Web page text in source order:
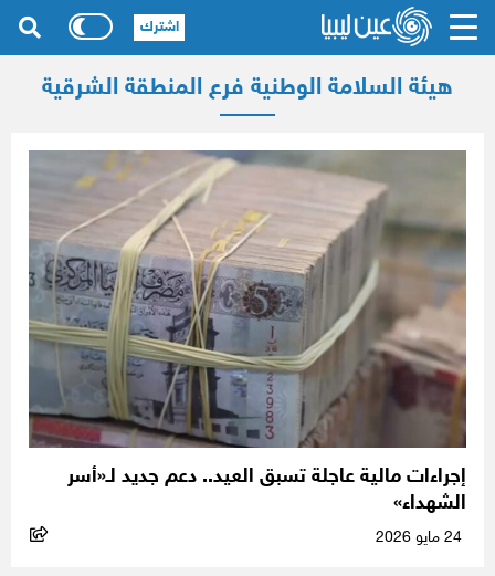
هيئة السلامة الوطنية فرع المنطقة الشرقية
إجراءات مالية عاجلة تسبق العيد.. دعم جديد لـ«أسر
الشهداء»
اشترك